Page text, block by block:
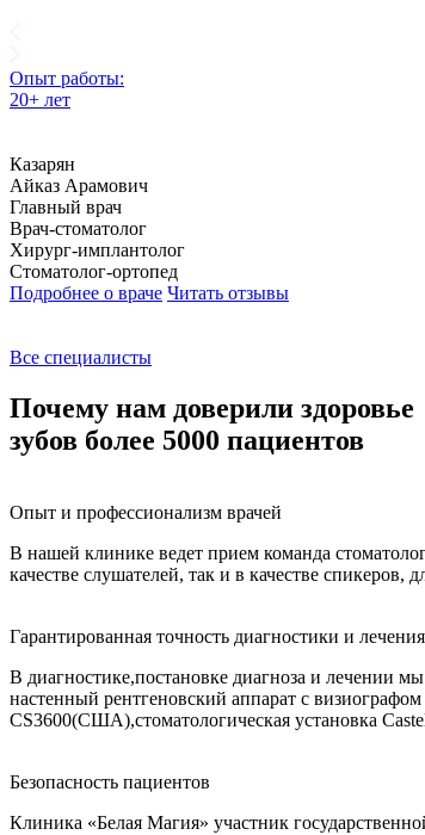
Опыт работы:
20+ лет
Казарян
Айказ Арамович
Главный врач
Врач-стоматолог
Хирург-имплантолог
Стоматолог-ортопед
Подробнее о враче Читать отзывы
Все специалисты
Почему нам доверили здоровье
зубов более 5000 пациентов
Опыт и профессионализм врачей
В нашей клинике ведет прием команда
качестве слушателей, так и в качестве
Гарантированная точность диагностики и лечения
В диагностике,постановке диагноза и лечении
настенный рентгеновский аппарат с
CS3600(США),стоматологическая установка
Безопасность пациентов
Клиника «Белая Магия» участник